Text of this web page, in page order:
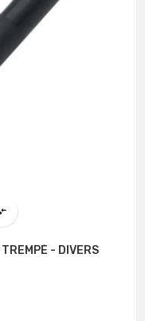
- DIVERS